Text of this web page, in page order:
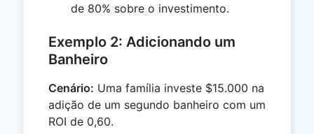
de 80% sobre o investimento.
Exemplo 2: Adicionando um
Banheiro
Cenário: Uma família investe $15.000 na
adição de um segundo banheiro com um
ROI de 0,60.